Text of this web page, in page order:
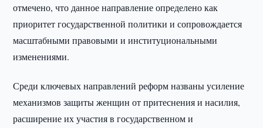
отмечено, что данное направление определено как
приоритет государственной политики и сопровождается
масштабными правовыми и институциональными
изменениями.
Среди ключевых направлений реформ названы усиление
механизмов защиты женщин от притеснения и насилия,
расширение их участия в государственном и